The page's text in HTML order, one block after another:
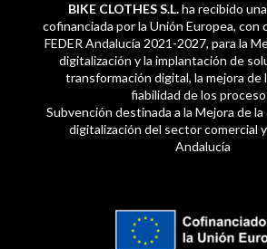
BIKE CLOTHES S.L.ha recibido
cofinanciada por la Unión Europea, con
FEDER Andalucía 2021-2027, para la
digitalización y la implantación de
transformación digital, la mejora de
fiabilidad de los
Subvención destinada a la Mejora de
digitalización del sector comercial
Andalucía